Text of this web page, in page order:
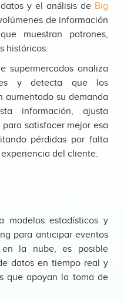
y el análisis de Big
de información
muestran patrones,
históricos.
supermercados analiza
y detecta que los
aumentado su demanda
información, ajusta
satisfacer mejor esa
pérdidas por falta
del cliente.
modelos estadísticos y
para anticipar eventos
en la nube, es posible
datos en tiempo real y
que apoyan la toma de